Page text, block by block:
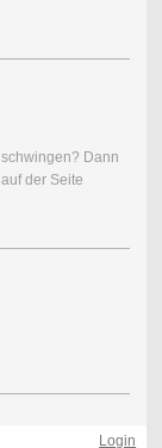
Dann
der Seite
Login